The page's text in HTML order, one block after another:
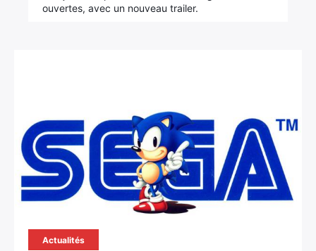
ouvertes, avec un nouveau trailer.
Actualités